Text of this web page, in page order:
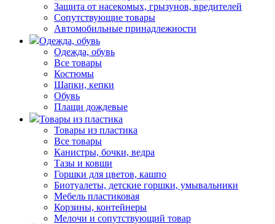
Защита от насекомых, грызунов, вредителей
Сопутствующие товары
Автомобильные принадлежности
Одежда, обувь
Одежда, обувь
Все товары
Костюмы
Шапки, кепки
Обувь
Плащи дождевые
Товары из пластика
Товары из пластика
Все товары
Канистры, бочки, ведра
Тазы и ковши
Горшки для цветов, кашпо
Биотуалеты, детские горшки, умывальники
Мебель пластиковая
Корзины, контейнеры
Мелочи и сопутствующий товар